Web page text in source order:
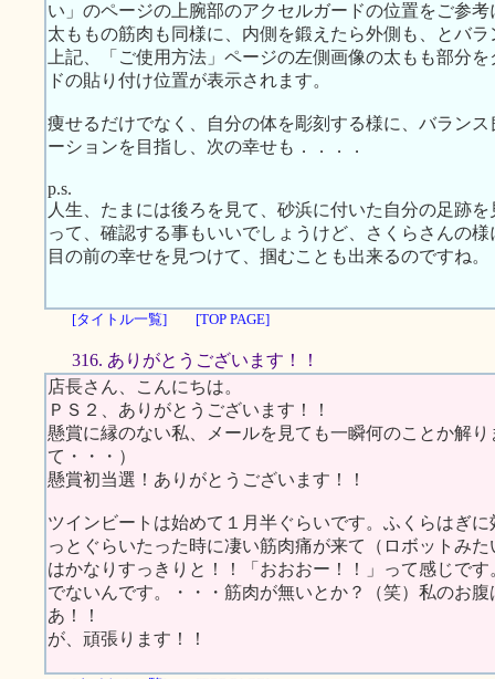
い」のページの上腕部のアクセルガードの位置をご参
太ももの筋肉も同様に、内側を鍛えたら外側も、とバ
上記、「ご使用方法」ページの左側画像の太もも部分
ドの貼り付け位置が表示されます。
痩せるだけでなく、自分の体を彫刻する様に、バラン
ーションを目指し、次の幸せも．．．．
p.s.
人生、たまには後ろを見て、砂浜に付いた自分の足跡
って、確認する事もいいでしょうけど、さくらさんの
目の前の幸せを見つけて、掴むことも出来るのですね。
[タイトル一覧] [TOP PAGE]
316. ありがとうございます！！
店長さん、こんにちは。
ＰＳ２、ありがとうございます！！
懸賞に縁のない私、メールを見ても一瞬何のことか解
て・・・）
懸賞初当選！ありがとうございます！！
ツインビートは始めて１月半ぐらいです。ふくらはぎ
っとぐらいたった時に凄い筋肉痛が来て（ロボットみ
はかなりすっきりと！！「おおおー！！」って感じで
でないんです。・・・筋肉が無いとか？（笑）私のお
あ！！
が、頑張ります！！